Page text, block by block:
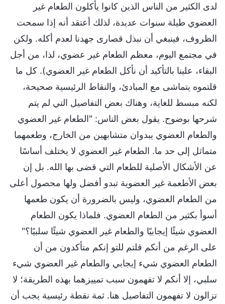
لدى الكثير من الناس الذين كانوا يأكلون الطعام غير
العضوي طيلة سنوات عديدة، لذلك أعتقد أنه إذا سمحت
الظروف، فينبغي أن نبذل قصارى جهدنا لعدم أكله. ولكن
في مجتمع اليوم، معظم الطعام غير عضوي، لذا، من أجل
البقاء، علينا بالتأكيد أن نأكل الطعام غير العضوي). كل ما
قلتموه يتماشى مع المبادئ، والنقاط الرئيسية صحيحة،
لكنه مبسط للغاية، وهناك بعض التفاصيل التي لم يتم
شرحها بوضوح. يقول بعض الناس: "الطعام غير العضوي
والطعام العضوي يبدوان متشابهين من الخارج، وطعمهما
متماثل إلى حد ما. الطعام غير العضوي لا يختلف أساسًا
عن الأشكال الأصلية للطعام التي قضى بها الله. بل إن
بعض الأطعمة غير العضوية تبدو أفضل ولها محصول أعلى
من الطعام العضوي، وليس بالضرورة أن يكون طعمها
أسوأ بكثير من الطعام العضوي. فلماذا يكون الطعام
العضوي شيئًا إيجابيًا والطعام غير العضوي شيئًا سلبيًا؟"
على الرغم من أنكم قلتم للتو إنكم متأكدون من أن
الطعام العضوي شيء إيجابي والطعام غير العضوي شيء
سلبي، إلا أنكم لا تفهمون سبب تمييزهما بهذه الطريقة؛ لا
تزالون لا تفهمون التفاصيل هنا. ثمة نقطة رئيسية يجب أن